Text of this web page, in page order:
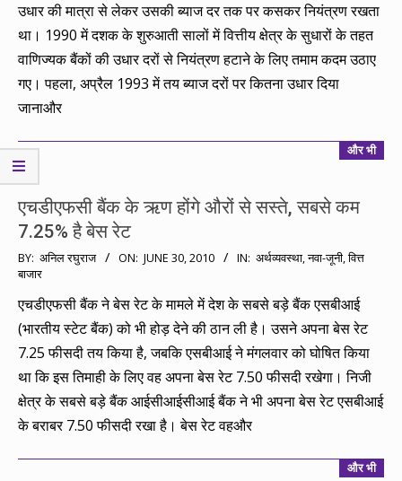
उधार की मात्रा से लेकर उसकी ब्याज दर तक पर कसकर नियंत्रण रखता
था। 1990 में दशक के शुरुआती सालों में वित्तीय क्षेत्र के सुधारों के तहत
वाणिज्यक बैंकों की उधार दरों से नियंत्रण हटाने के लिए तमाम कदम उठाए
गए। पहला, अप्रैल 1993 में तय ब्याज दरों पर कितना उधार दिया
जानाऔर
और भी
एचडीएफसी बैंक के ऋण होंगे औरों से सस्ते, सबसे कम
7.25% है बेस रेट
2010-
06-
30
BY: अनिल रघुराज ON: JUNE 30, 2010 IN: अर्थव्यवस्था,नवा-जूनी,वित्त
बाजार
एचडीएफसी बैंक ने बेस रेट के मामले में देश के सबसे बड़े बैंक एसबीआई
(भारतीय स्टेट बैंक) को भी होड़ देने की ठान ली है। उसने अपना बेस रेट
7.25 फीसदी तय किया है, जबकि एसबीआई ने मंगलवार को घोषित किया
था कि इस तिमाही के लिए वह अपना बेस रेट 7.50 फीसदी रखेगा। निजी
क्षेत्र के सबसे बड़े बैंक आईसीआईसीआई बैंक ने भी अपना बेस रेट एसबीआई
के बराबर 7.50 फीसदी रखा है। बेस रेट वहऔर
और भी